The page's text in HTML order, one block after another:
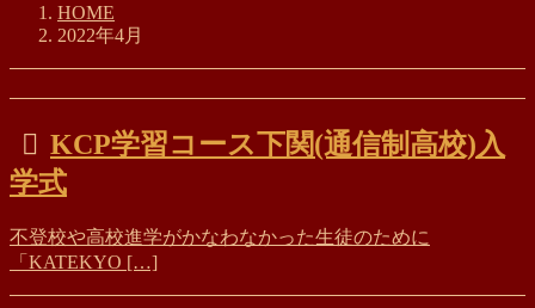
HOME
2022年4月
KCP学習コース下関(通信制高校)入
学式
不登校や高校進学がかなわなかった生徒のために
「KATEKYO […]